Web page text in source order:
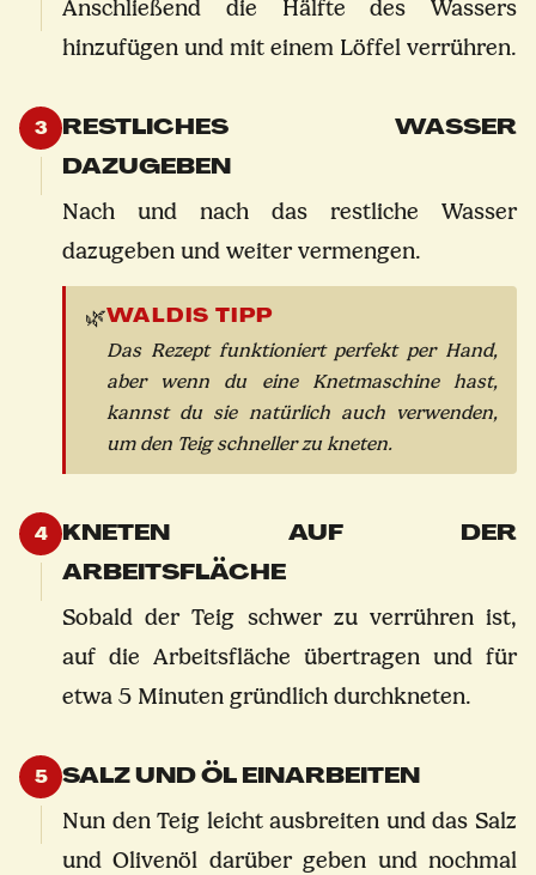
Anschließend die Hälfte des Wassers
hinzufügen und mit einem Löffel verrühren.
3
RESTLICHES WASSER
DAZUGEBEN
Nach und nach das restliche Wasser
dazugeben und weiter vermengen.
🌿WALDIS TIPP
Das Rezept funktioniert perfekt per Hand,
aber wenn du eine Knetmaschine hast,
kannst du sie natürlich auch verwenden,
um den Teig schneller zu kneten.
4
KNETEN AUF DER
ARBEITSFLÄCHE
Sobald der Teig schwer zu verrühren ist,
auf die Arbeitsfläche übertragen und für
etwa 5 Minuten gründlich durchkneten.
5 SALZ UND ÖL EINARBEITEN
Nun den Teig leicht ausbreiten und das Salz
und Olivenöl darüber geben und nochmal